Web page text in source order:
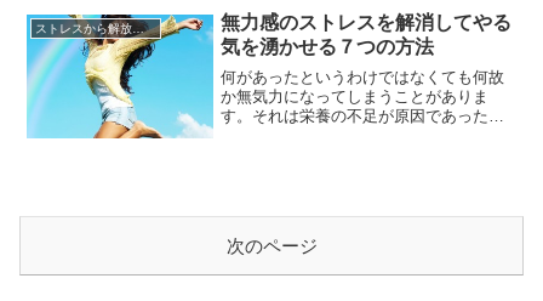
はないかと思いがちですが、お互いに年
を重ねるとそうもいかないようです。ま
た、嫁姑問題はよく聞きますが、嫁と義
理父との間のストレスで悩んでいる...
ストレスから解放させる方法
無力感のストレスを解消してやる
気を湧かせる７つの方法
何があったというわけではなくても何故
か無気力になってしまうことがありま
す。それは栄養の不足が原因であった
すが、全ての人にあるはずです。例えば
目...
次のページ